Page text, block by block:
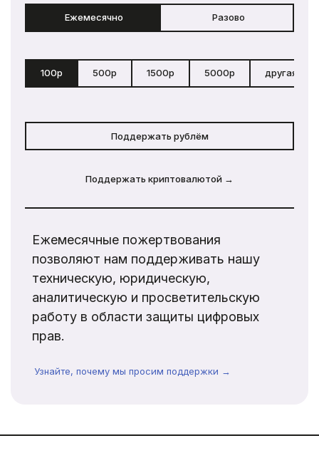
Ежемесячно Разово
100р 500р 1500р 5000р другая
Поддержать рублём
Поддержать криптовалютой →
Ежемесячные пожертвования
позволяют нам поддерживать нашу
техническую, юридическую,
аналитическую и просветительскую
работу в области защиты цифровых
прав.
Узнайте, почему мы просим поддержки →